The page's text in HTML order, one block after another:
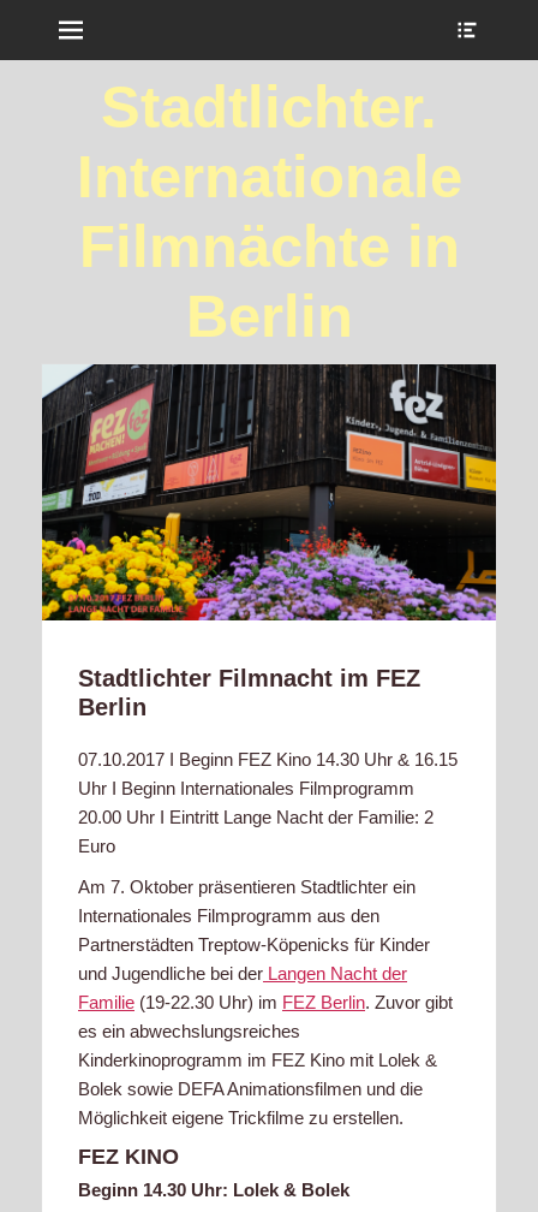
Stadtlichter.
Internationale
Filmnächte in
Berlin
Stadtlichter Filmnacht im FEZ
Berlin
07.10.2017 I Beginn FEZ Kino 14.30 Uhr & 16.15
Uhr I Beginn Internationales Filmprogramm
20.00 Uhr I Eintritt Lange Nacht der Familie: 2
Euro
Am 7. Oktober präsentieren Stadtlichter ein
Internationales Filmprogramm aus den
Partnerstädten Treptow-Köpenicks für Kinder
und Jugendliche bei der Langen Nacht der
Familie (19-22.30 Uhr) im FEZ Berlin. Zuvor gibt
es ein abwechslungsreiches
Kinderkinoprogramm im FEZ Kino mit Lolek &
Bolek sowie DEFA Animationsfilmen und die
Möglichkeit eigene Trickfilme zu erstellen.
FEZ KINO
Beginn 14.30 Uhr: Lolek & Bolek